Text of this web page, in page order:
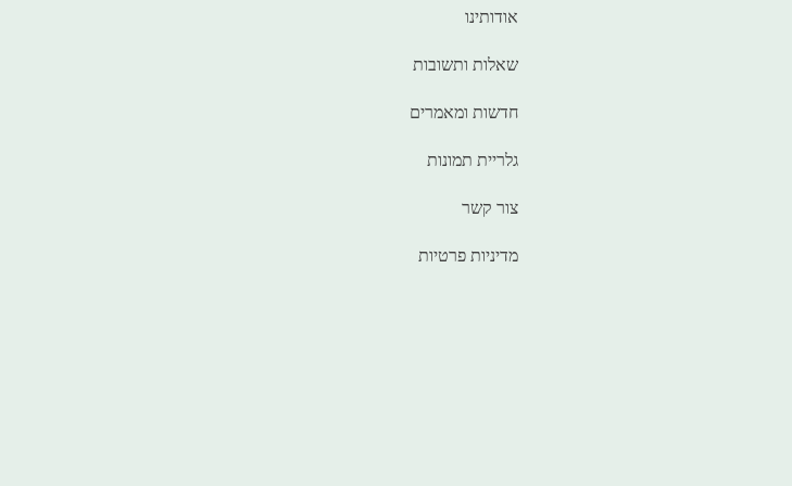
אודותינו
שאלות ותשובות
חדשות ומאמרים
גלריית תמונות
צור קשר
מדיניות פרטיות